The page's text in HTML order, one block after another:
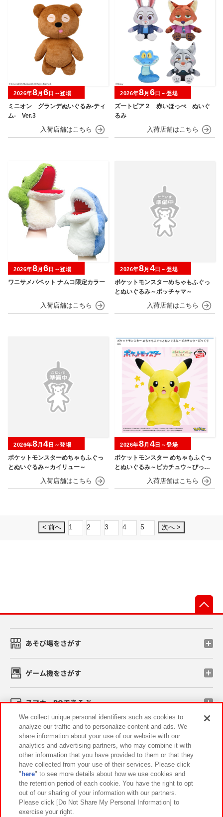
ミニオン グランデぬいぐるみ‐ティ
ム‐ Ver.3
2026年8月 6 日～登場
ズートピア２ 赤いほっぺ ぬいぐ
るみ
2026年8月 6 日～登場
ワニサメパペット ナムコ限定カラー
2026年8月 6日～登場
ポケットモンスターめちゃもふぐっ
とぬいぐるみ～ポッチャマ～
2026年8月 4日～登場
ポケットモンスターめちゃもふぐっ
とぬいぐるみ～カイリュー～
2026年8月 4日～登場
ポケットモンスター めちゃもふぐっ
とぬいぐるみ～ピカチュウ～びっく
2026年8月 4日～登場
< 前へ 1 2 3 4 5 次へ >
あそび場をさがす
ゲーム機をさがす
スマホ・PCであそぶ
イベント・キャンペーン
関連会社 サステナビリティ サイトポリシー
プライバシーポリシー ウェブアクセシビリティ方針と検証結果
お取引先さまとともに
We collect unique personal identifiers such as cookies to
analyze our traffic and to personalize content and ads. We
share information about your use of our website with our
analytics and advertising partners, who may combine it with
other information that you have provided to them or that they
have collected from your use of their services. Please click
" here" to see more details about how we use cookies and
the retention period of each cookie. You have the right to opt
out of our sharing of your information with our partners.
Please click [Do Not Share My Personal Information] to
exercise your right.